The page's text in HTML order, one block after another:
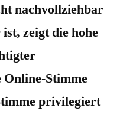
nachvollziehbar
zeigt die hohe
Online-Stimme
privilegiert